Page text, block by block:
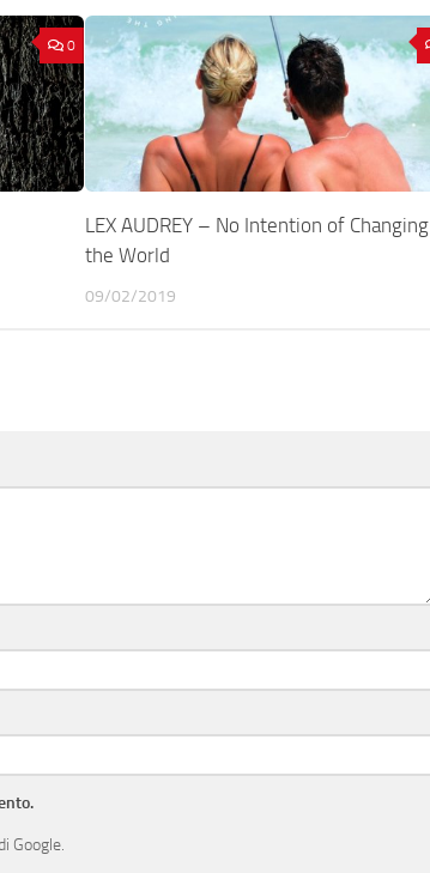
0
LEX AUDREY – No Intention of Changing
the World
09/02/2019
Google.